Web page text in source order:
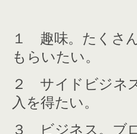
１ 趣味。たくさ
もらいたい。
２ サイドビジネ
入を得たい。
３ ビジネス。ブ